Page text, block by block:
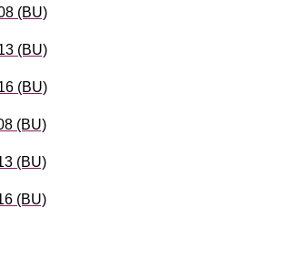
(BU)
(BU)
(BU)
(BU)
(BU)
(BU)